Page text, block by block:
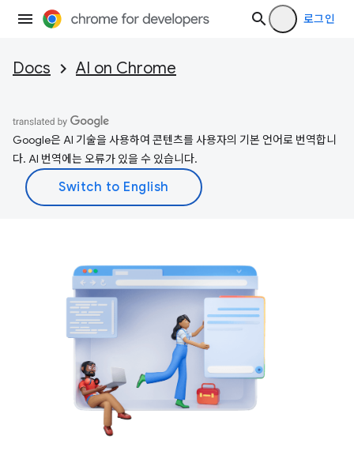
로그인
Docs AI on Chrome
Google은 AI 기술을 사용하여 콘텐츠를 사용자의 기본 언어로 번역합니
다. AI 번역에는 오류가 있을 수 있습니다.